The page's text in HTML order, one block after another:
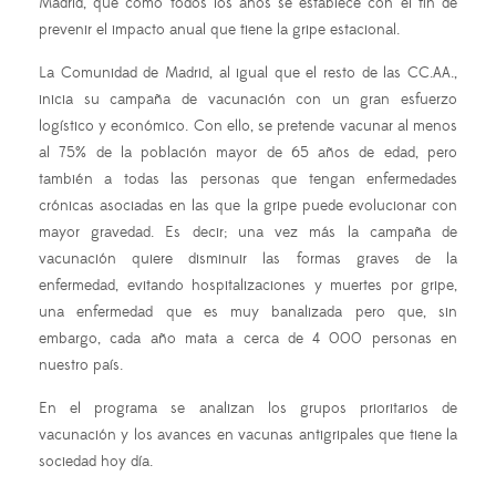
prevenir el impacto anual que tiene la gripe estacional.
La Comunidad de Madrid, al igual que el resto de las CC.AA.,
inicia su campaña de vacunación con un gran esfuerzo
logístico y económico. Con ello, se pretende vacunar al menos
al 75% de la población mayor de 65 años de edad, pero
también a todas las personas que tengan enfermedades
crónicas asociadas en las que la gripe puede evolucionar con
mayor gravedad. Es decir; una vez más la campaña de
vacunación quiere disminuir las formas graves de la
enfermedad, evitando hospitalizaciones y muertes por gripe,
una enfermedad que es muy banalizada pero que, sin
embargo, cada año mata a cerca de 4 000 personas en
nuestro país.
En el programa se analizan los grupos prioritarios de
vacunación y los avances en vacunas antigripales que tiene la
sociedad hoy día.